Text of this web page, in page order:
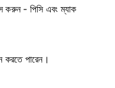
করুন - পিসি এবং ম্যাক
করতে পারেন।